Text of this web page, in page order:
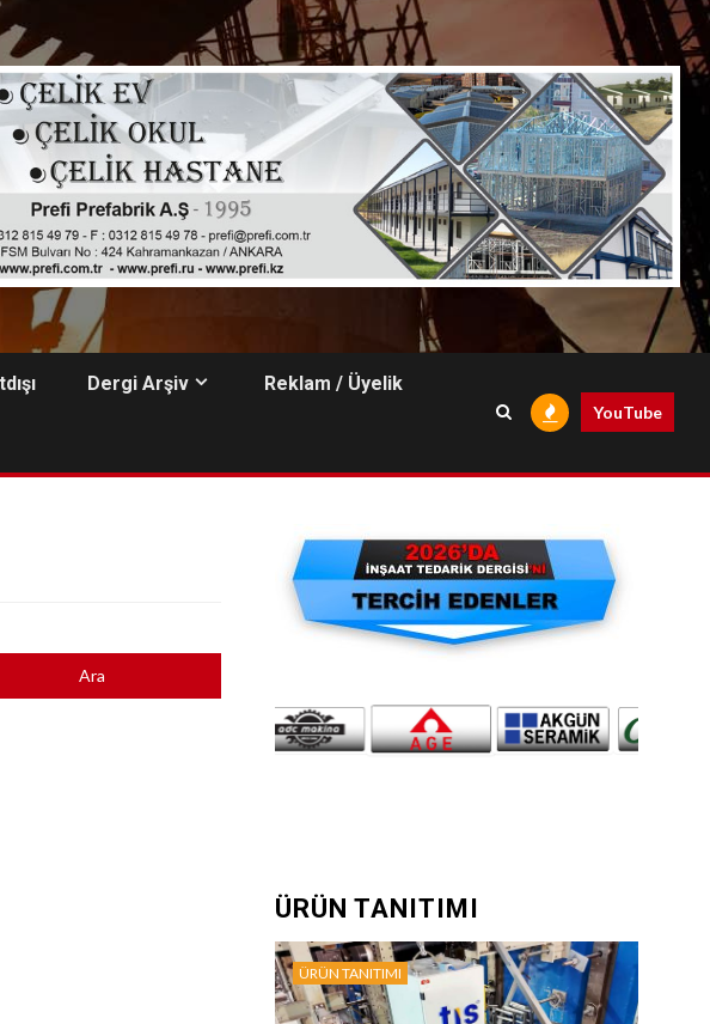
Dergi Arşiv Reklam / Üyelik
YouTube
ÜRÜN TANITIMI
ÜRÜN TANITIMI